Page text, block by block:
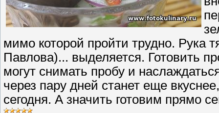
мимо которой пройти трудно. Рука
Павлова)... выделяется. Готовить
могут снимать пробу и
через пару дней станет еще
сегодня. А значить готовим прямо